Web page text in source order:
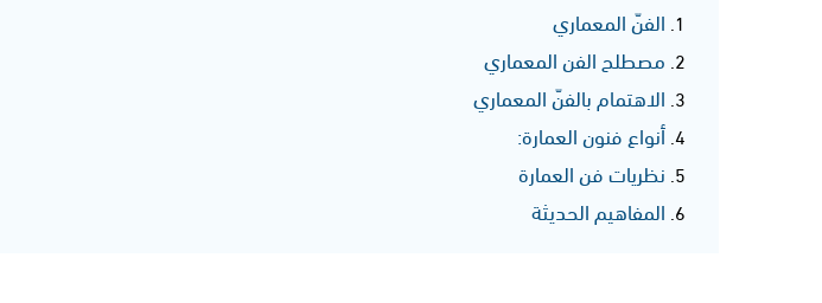
الفنّ المعماري
مصطلح الفن المعماري
الاهتمام بالفنّ المعماري
أنواع فنون العمارة:
نظريات فن العمارة
المفاهيم الحديثة